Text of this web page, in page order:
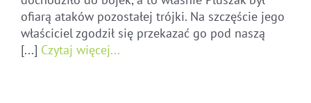
ofiarą ataków pozostałej trójki. Na szczęście jego
właściciel zgodził się przekazać go pod naszą
[...] Czytaj więcej...